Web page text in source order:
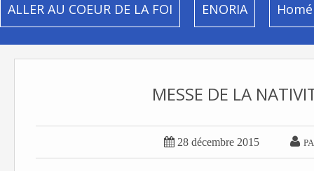
ALLER AU COEUR DE LA FOI ENORIA
MESSE DE LA
 28 décembre 2015 